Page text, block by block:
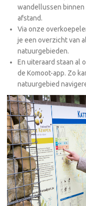
wandellussen binnen
afstand.
Via onze
je een overzicht van
natuurgebieden.
En uiteraard staan al
de Komoot-app. Zo
natuurgebied